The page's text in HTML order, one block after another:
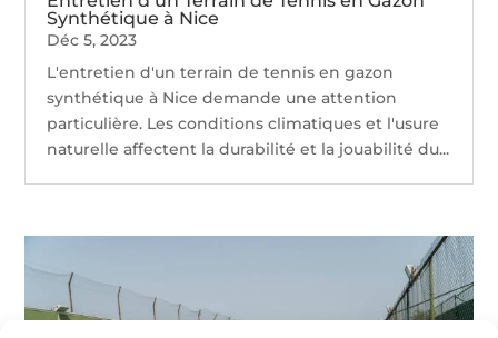
Synthétique à Nice
Déc 5, 2023
L'entretien d'un terrain de tennis en gazon
synthétique à Nice demande une attention
particulière. Les conditions climatiques et l'usure
naturelle affectent la durabilité et la jouabilité du...